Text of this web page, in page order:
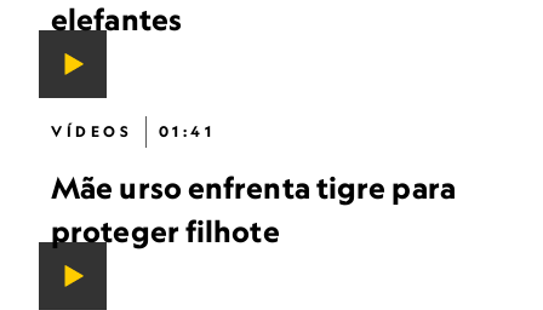
elefantes
VÍDEOS 01:41
Mãe urso enfrenta tigre para
proteger filhote